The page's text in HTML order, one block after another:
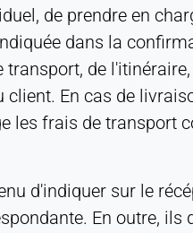
de prendre en
dans la
transport, de
client. En cas de
les frais de transport
d'indiquer sur le
En outre,
de tiers, tel que
les
transférées au